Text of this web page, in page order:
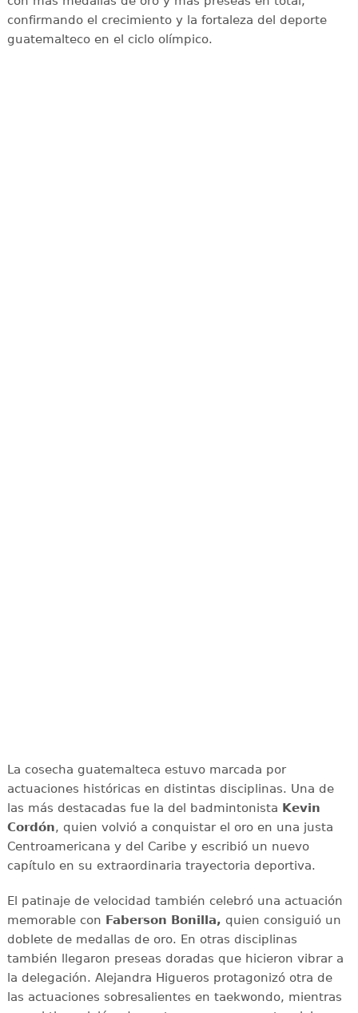
confirmando el crecimiento y la fortaleza del deporte
guatemalteco en el ciclo olímpico.
La cosecha guatemalteca estuvo marcada por
actuaciones históricas en distintas disciplinas. Una de
las más destacadas fue la del badmintonista Kevin
Cordón, quien volvió a conquistar el oro en una justa
Centroamericana y del Caribe y escribió un nuevo
capítulo en su extraordinaria trayectoria deportiva.
El patinaje de velocidad también celebró una actuación
memorable con Faberson Bonilla, quien consiguió un
doblete de medallas de oro. En otras disciplinas
también llegaron preseas doradas que hicieron vibrar a
la delegación. Alejandra Higueros protagonizó otra de
las actuaciones sobresalientes en taekwondo, mientras